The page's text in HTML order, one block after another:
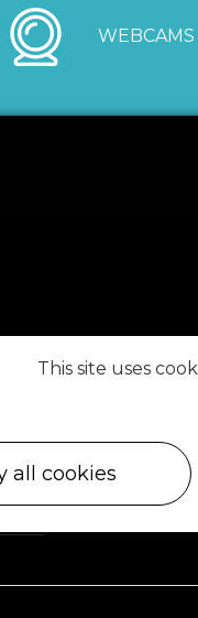
WEBCAMS
This site uses
all cookies